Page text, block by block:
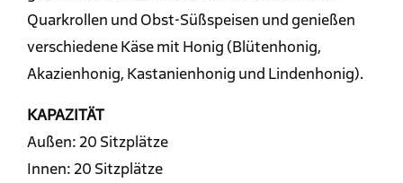
Quarkrollen und Obst-Süßspeisen und genießen
verschiedene Käse mit Honig (Blütenhonig,
Akazienhonig, Kastanienhonig und Lindenhonig).
KAPAZITÄT
Außen: 20 Sitzplätze
Innen: 20 Sitzplätze